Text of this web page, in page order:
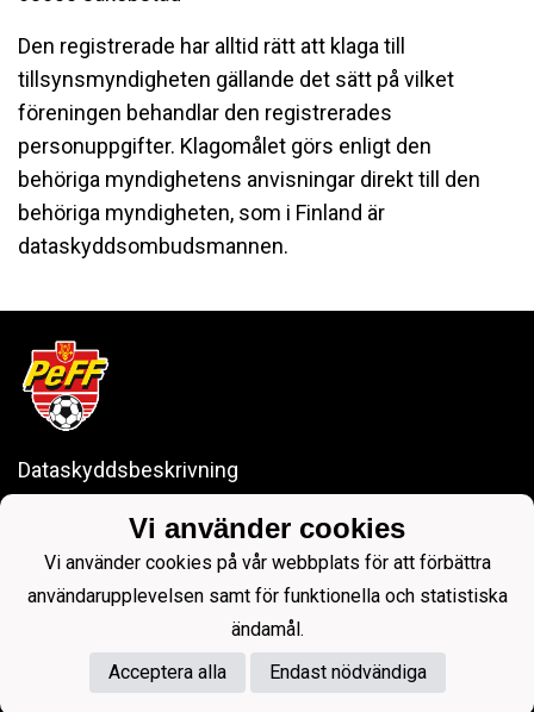
Den registrerade har alltid rätt att klaga till
tillsynsmyndigheten gällande det sätt på vilket
föreningen behandlar den registrerades
personuppgifter. Klagomålet görs enligt den
behöriga myndighetens anvisningar direkt till den
behöriga myndigheten, som i Finland är
dataskyddsombudsmannen.
Dataskyddsbeskrivning
Falli Park: Finnäsbackavägen 25, 68910 Bennäs
LKI Arena: Sursikvägen 22, 68910 Bennäs
pedersoreff@gmail.com
Vi använder cookies
Vi använder cookies på vår webbplats för att förbättra
användarupplevelsen samt för funktionella och statistiska
ändamål.
Acceptera alla
Endast nödvändiga